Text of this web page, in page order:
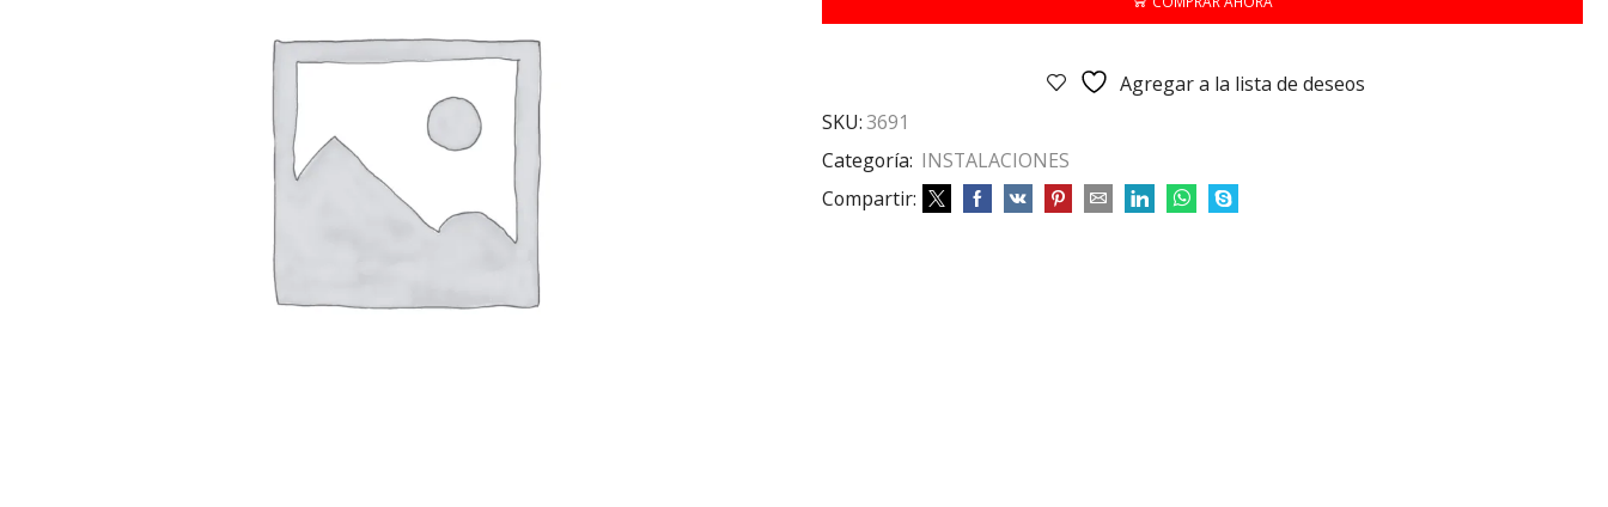
5
Agregar a la lista de deseos
SKU:3691
Categoría: INSTALACIONES
Compartir: